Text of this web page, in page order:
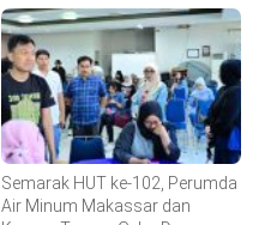
Semarak HUT ke-102, Perumda
Air Minum Makassar dan